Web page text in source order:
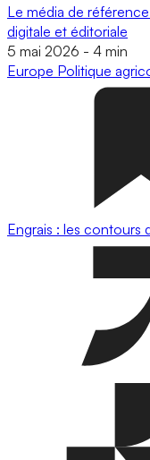
Le média de
digitale et éditoriale
5 mai 2026 - 4 min
Europe Politique
Engrais : les contours